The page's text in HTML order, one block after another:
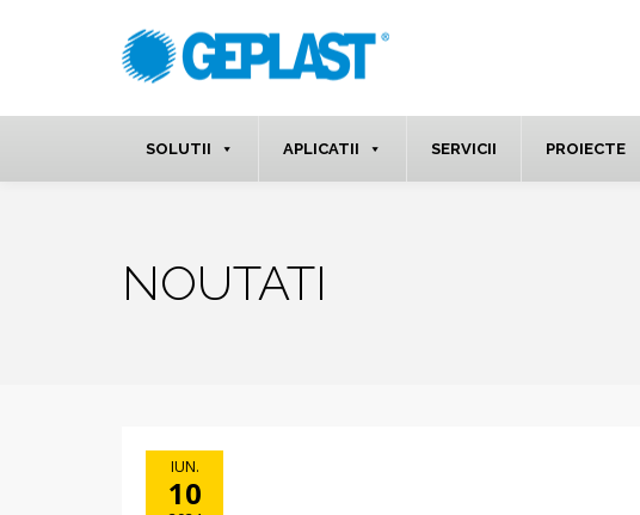
SOLUTII APLICATII SERVICII PROIECTE
NOUTATI
IUN.
10